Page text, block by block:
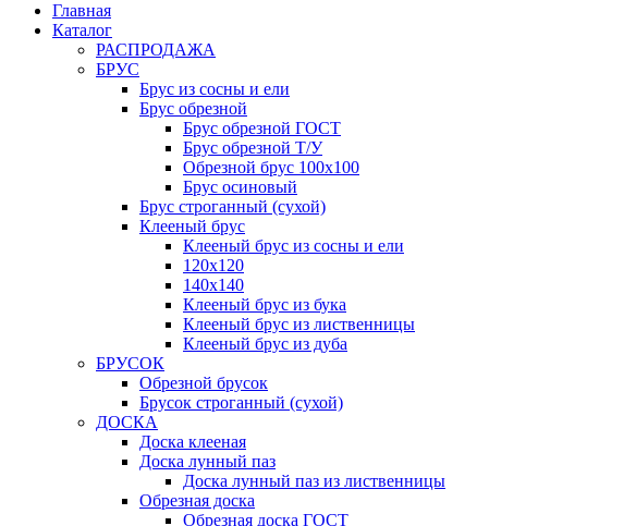
Главная
Каталог
РАСПРОДАЖА
БРУС
Брус из сосны и ели
Брус обрезной
Брус обрезной ГОСТ
Брус обрезной Т/У
Обрезной брус 100х100
Брус осиновый
Брус строганный (сухой)
Клееный брус
Клееный брус из сосны и ели
120х120
140х140
Клееный брус из бука
Клееный брус из лиственницы
Клееный брус из дуба
БРУСОК
Обрезной брусок
Брусок строганный (сухой)
ДОСКА
Доска клееная
Доска лунный паз
Доска лунный паз из лиственницы
Обрезная доска
Обрезная доска ГОСТ